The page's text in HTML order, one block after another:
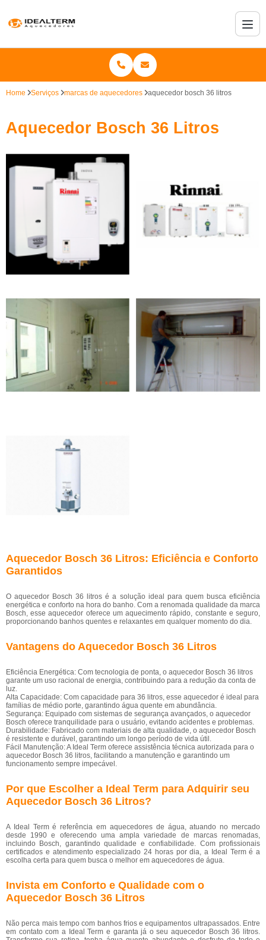
Home Serviços marcas de aquecedores aquecedor bosch 36 litros
Aquecedor Bosch 36 Litros
Aquecedor Bosch 36 Litros: Eficiência e Conforto
Garantidos
O aquecedor Bosch 36 litros é a solução ideal para quem busca eficiência
energética e conforto na hora do banho. Com a renomada qualidade da marca
Bosch, esse aquecedor oferece um aquecimento rápido, constante e seguro,
proporcionando banhos quentes e relaxantes em qualquer momento do dia.
Vantagens do Aquecedor Bosch 36 Litros
Eficiência Energética: Com tecnologia de ponta, o aquecedor Bosch 36 litros
garante um uso racional de energia, contribuindo para a redução da conta de
luz.
Alta Capacidade: Com capacidade para 36 litros, esse aquecedor é ideal para
famílias de médio porte, garantindo água quente em abundância.
Segurança: Equipado com sistemas de segurança avançados, o aquecedor
Bosch oferece tranquilidade para o usuário, evitando acidentes e problemas.
Durabilidade: Fabricado com materiais de alta qualidade, o aquecedor Bosch
é resistente e durável, garantindo um longo período de vida útil.
Fácil Manutenção: A Ideal Term oferece assistência técnica autorizada para o
aquecedor Bosch 36 litros, facilitando a manutenção e garantindo um
funcionamento sempre impecável.
Por que Escolher a Ideal Term para Adquirir seu
Aquecedor Bosch 36 Litros?
A Ideal Term é referência em aquecedores de água, atuando no mercado
desde 1990 e oferecendo uma ampla variedade de marcas renomadas,
incluindo Bosch, garantindo qualidade e confiabilidade. Com profissionais
certificados e atendimento especializado 24 horas por dia, a Ideal Term é a
escolha certa para quem busca o melhor em aquecedores de água.
Invista em Conforto e Qualidade com o
Aquecedor Bosch 36 Litros
Não perca mais tempo com banhos frios e equipamentos ultrapassados. Entre
em contato com a Ideal Term e garanta já o seu aquecedor Bosch 36 litros.